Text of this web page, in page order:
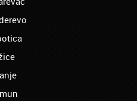
u nivou znanja,
jezika. Jako